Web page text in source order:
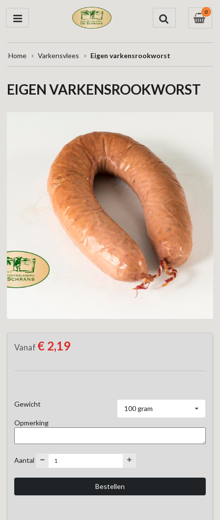
0
Home Varkensvlees Eigen varkensrookworst
EIGEN VARKENSROOKWORST
Vanaf € 2,19
Gewicht
100 gram
Opmerking
Aantal